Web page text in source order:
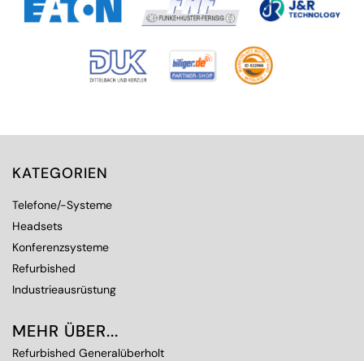
KATEGORIEN
Telefone/-Systeme
Headsets
Konferenzsysteme
Refurbished
Industrieausrüstung
MEHR ÜBER...
Refurbished Generalüberholt